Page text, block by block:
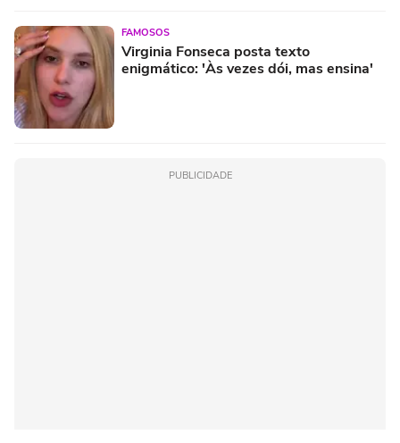
FAMOSOS
Virginia Fonseca posta texto
enigmático: 'Às vezes dói, mas ensina'
PUBLICIDADE